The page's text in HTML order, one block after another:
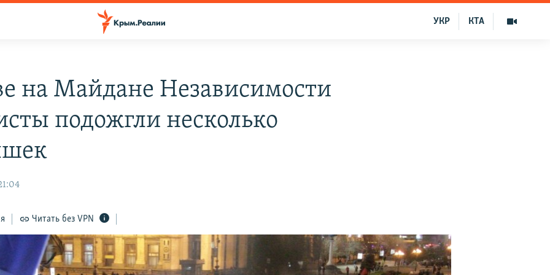
КТА
УКР
на Майдане Независимости
подожгли несколько
Читать без VPN